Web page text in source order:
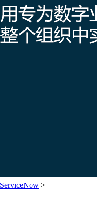
ServiceNow >